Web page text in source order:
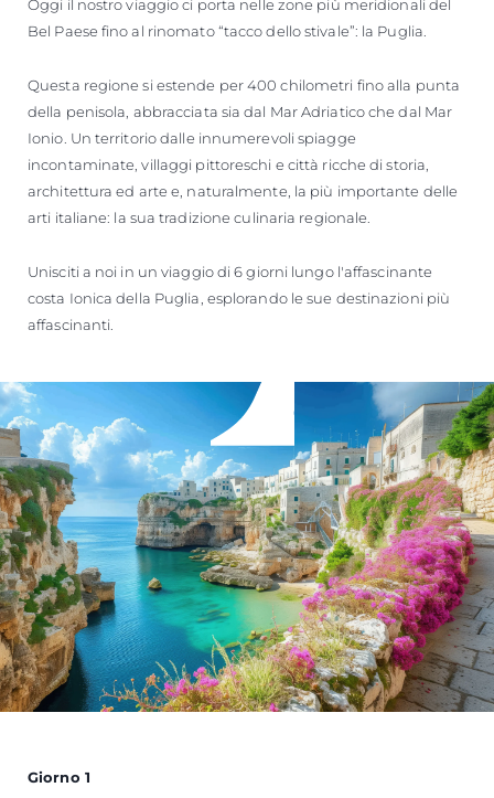
Oggi il nostro viaggio ci porta nelle zone più meridionali del
Bel Paese fino al rinomato “tacco dello stivale”: la Puglia.
Questa regione si estende per 400 chilometri fino alla punta
della penisola, abbracciata sia dal Mar Adriatico che dal Mar
Ionio. Un territorio dalle innumerevoli spiagge
incontaminate, villaggi pittoreschi e città ricche di storia,
architettura ed arte e, naturalmente, la più importante delle
arti italiane: la sua tradizione culinaria regionale.
Unisciti a noi in un viaggio di 6 giorni lungo l'affascinante
costa Ionica della Puglia, esplorando le sue destinazioni più
affascinanti.
Giorno 1